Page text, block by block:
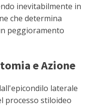
inevitabilmente in
che determina
peggioramento
e Azione
laterale
processo stiloideo